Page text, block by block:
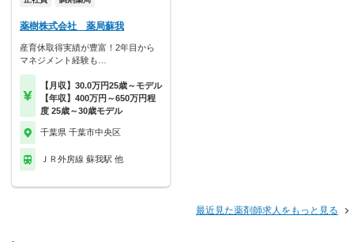
薬樹株式会社 薬局蘇我
産育休取得実績が豊富！2年目から
マネジメント経験も…
【月収】30.0万円25歳～モデル
【年収】400万円～650万円程
度 25歳～30歳モデル
千葉県 千葉市中央区
ＪＲ外房線 蘇我駅 他
最近見た薬剤師求人をもっと見る